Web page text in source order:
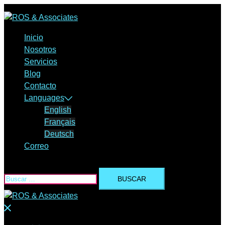
al
contenido
Inicio
Nosotros
Servicios
Blog
Contacto
Languages
English
Français
Deutsch
Correo
Buscar:
Cerrar